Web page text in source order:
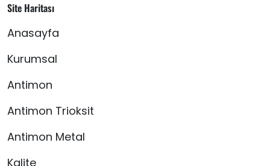
Site Haritası
Anasayfa
Kurumsal
Antimon
Antimon Trioksit
Antimon Metal
Kalite